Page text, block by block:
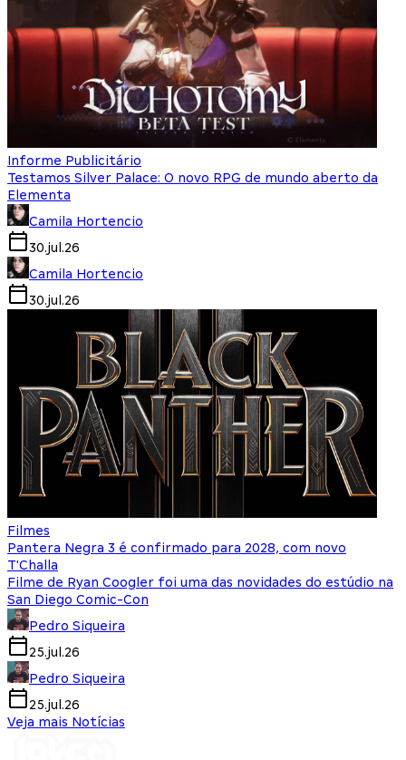
Informe Publicitário
Testamos Silver Palace: O novo RPG de mundo aberto da
Elementa
Camila Hortencio
30.jul.26
Camila Hortencio
30.jul.26
Filmes
Pantera Negra 3 é confirmado para 2028, com novo
T'Challa
Filme de Ryan Coogler foi uma das novidades do estúdio na
San Diego Comic-Con
Pedro Siqueira
25.jul.26
Pedro Siqueira
25.jul.26
Veja mais Notícias